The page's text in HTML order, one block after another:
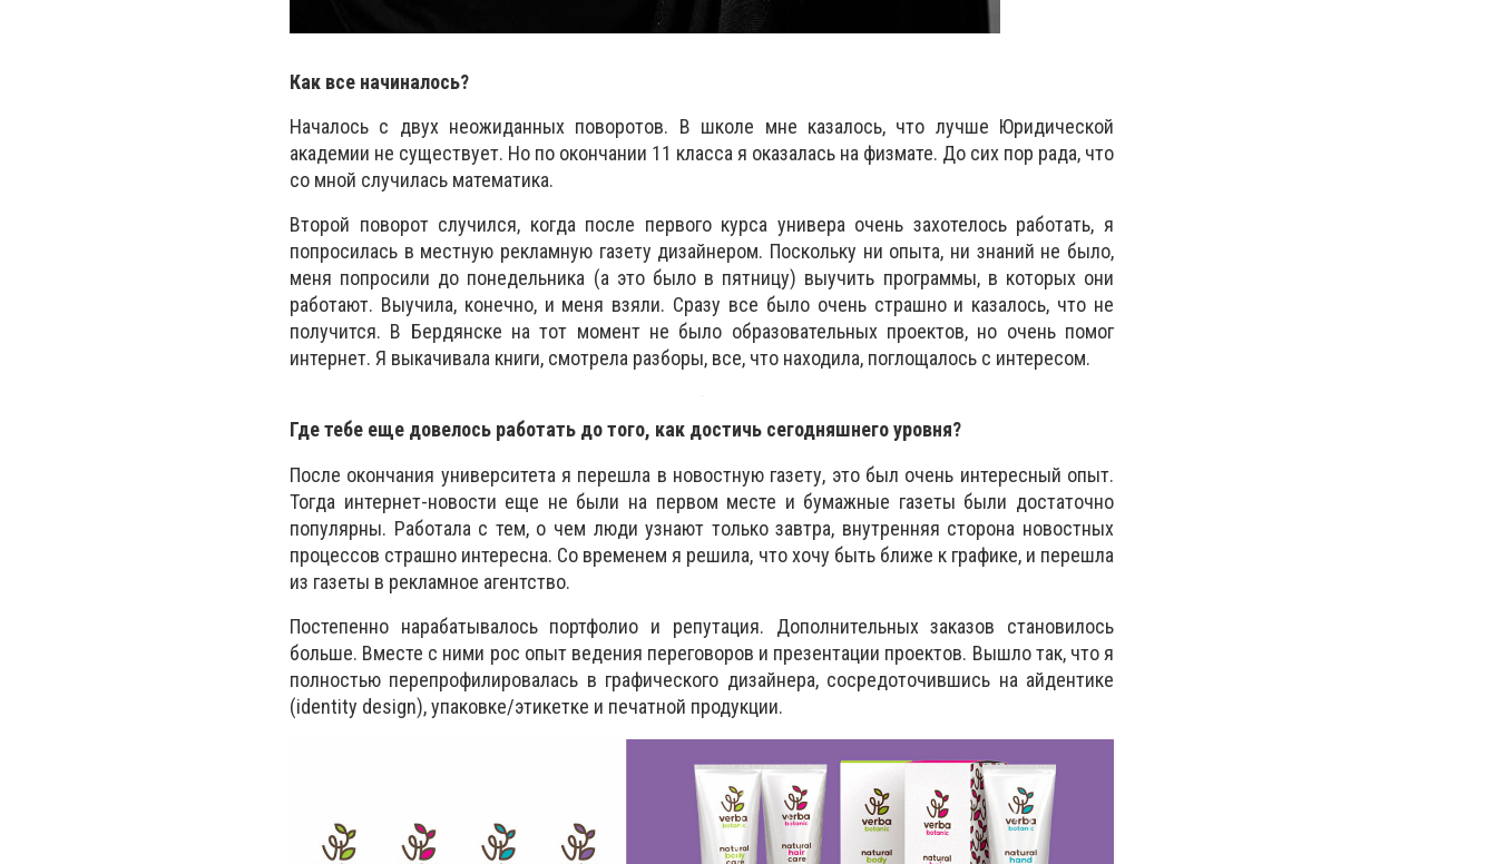
Как все начиналось?
Началось с двух неожиданных поворотов. В школе мне казалось, что лучше Юридической
академии не существует. Но по окончании 11 класса я оказалась на физмате. До сих пор рада, что
со мной случилась математика.
Второй поворот случился, когда после первого курса универа очень захотелось работать, я
попросилась в местную рекламную газету дизайнером. Поскольку ни опыта, ни знаний не было,
меня попросили до понедельника (а это было в пятницу) выучить программы, в которых они
работают. Выучила, конечно, и меня взяли. Сразу все было очень страшно и казалось, что не
получится. В Бердянске на тот момент не было образовательных проектов, но очень помог
интернет. Я выкачивала книги, смотрела разборы, все, что находила, поглощалось с интересом.
Где тебе еще довелось работать до того, как достичь сегодняшнего уровня?
После окончания университета я перешла в новостную газету, это был очень интересный опыт.
Тогда интернет-новости еще не были на первом месте и бумажные газеты были достаточно
популярны. Работала с тем, о чем люди узнают только завтра, внутренняя сторона новостных
процессов страшно интересна. Со временем я решила, что хочу быть ближе к графике, и перешла
из газеты в рекламное агентство.
Постепенно нарабатывалось портфолио и репутация. Дополнительных заказов становилось
больше. Вместе с ними рос опыт ведения переговоров и презентации проектов. Вышло так, что я
полностью перепрофилировалась в графического дизайнера, сосредоточившись на айдентике
(identity design), упаковке/этикетке и печатной продукции.